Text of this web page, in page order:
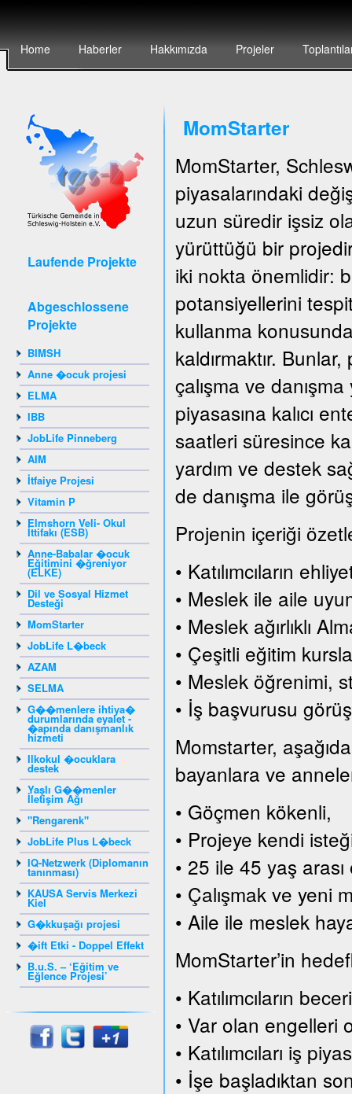
Home Haberler Hakkımızda Projeler
Laufende Projekte
Abgeschlossene
Projekte
BIMSH
Anne �ocuk projesi
ELMA
IBB
JobLife Pinneberg
AIM
İtfaiye Projesi
Vitamin P
Elmshorn Veli- Okul
İttifakı (ESB)
Anne-Babalar �ocuk
Eğitimini �ğreniyor
(ELKE)
Dil ve Sosyal Hizmet
Desteği
MomStarter
JobLife L�beck
AZAM
SELMA
G��menlere ihtiya�
durumlarında eyalet -
�apında danışmanlık
hizmeti
Ilkokul �ocuklara
destek
Yaşlı G��menler
İletişim Ağı
"Rengarenk"
JobLife Plus L�beck
IQ-Netzwerk (Diplomanın
tanınması)
KAUSA Servis Merkezi
Kiel
G�kkuşağı projesi
�ift Etki - Doppel Effekt
B.u.S. – ‘Eğitim ve
Eğlence Projesi’
MomStarter
MomStarter,
piyasalarındaki
uzun süredir işsiz
yürüttüğü bir
iki nokta önemlidir:
potansiyellerini
kullanma
kaldırmaktır.
çalışma ve
piyasasına kalıcı
saatleri süresince
yardım ve destek
de danışma ile
Projenin içeriği
• Katılımcıların
• Meslek ile aile
• Meslek ağırlıklı
• Çeşitli eğitim
• Meslek öğrenimi,
• İş başvurusu
Momstarter,
bayanlara ve
• Göçmen kökenli,
• Projeye kendi
• 25 ile 45 yaş
• Çalışmak ve yeni
• Aile ile meslek
MomStarter’in
• Katılımcıların
• Var olan engelleri
• Katılımcıları iş
• İşe başladıktan